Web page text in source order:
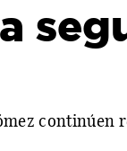
continúen